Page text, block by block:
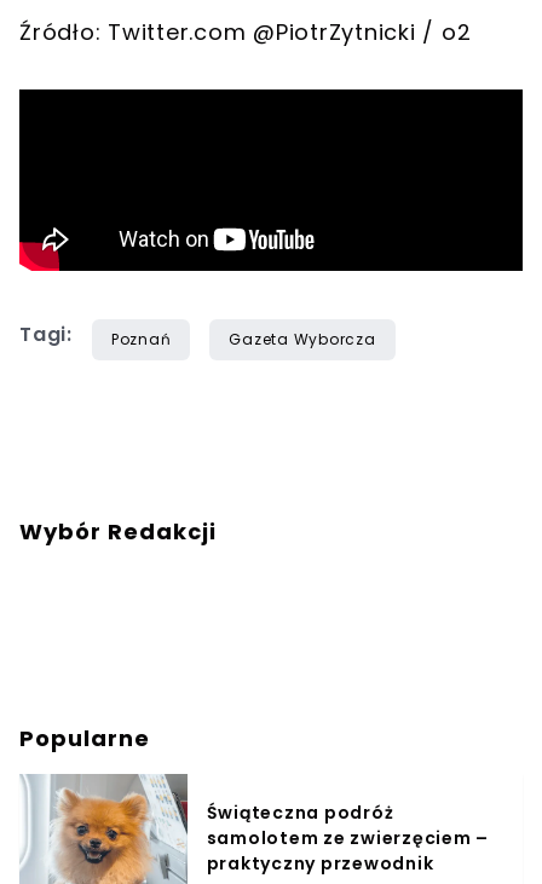
Źródło: Twitter.com @PiotrZytnicki / o2
Tagi: Poznań Gazeta Wyborcza
Wybór Redakcji
Popularne
Świąteczna podróż
samolotem ze zwierzęciem –
praktyczny przewodnik